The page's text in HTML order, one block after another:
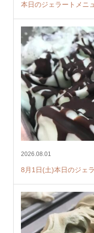
本日のジェラートメニ
2026.08.01
8月1日(土)本日のジェ